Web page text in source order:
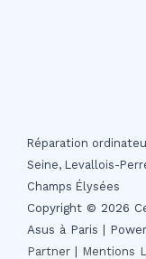
Réparation
Seine, Levallois-
Champs Élysées
Copyright © 2026
Asus à Paris |
Partner
Mentions